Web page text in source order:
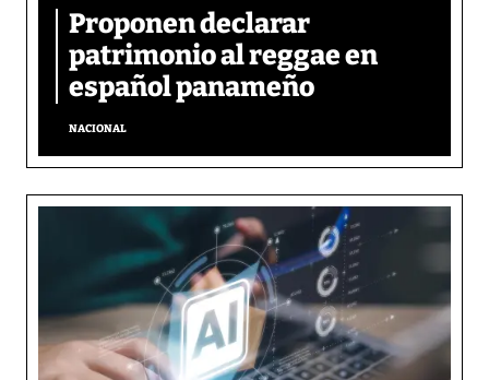
Proponen declarar
patrimonio al reggae en
español panameño
NACIONAL